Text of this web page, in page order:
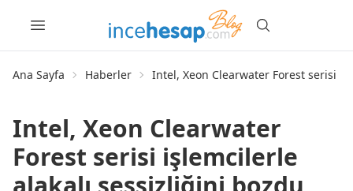
Ana Sayfa Haberler Intel, Xeon Clearwater Forest serisi
Intel, Xeon Clearwater
Forest serisi işlemcilerle